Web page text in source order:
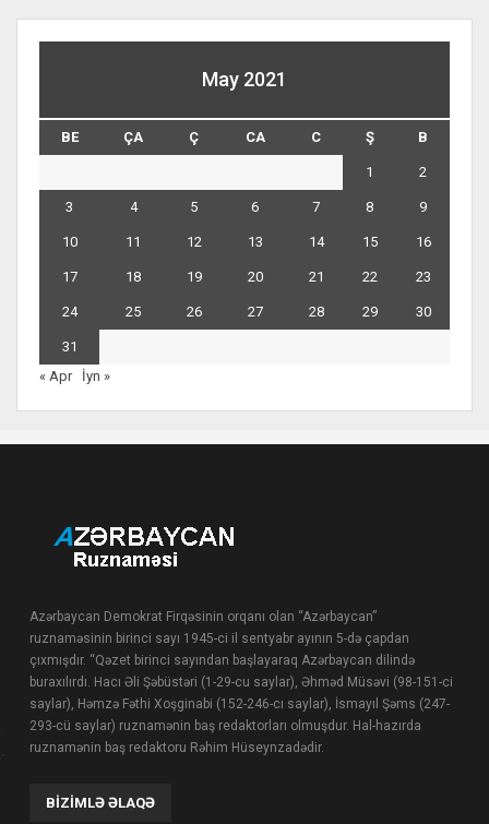
May 2021
BE ÇA Ç CA C Ş B
1 2
3 4 5 6 7 8 9
10 11 12 13 14 15 16
17 18 19 20 21 22 23
24 25 26 27 28 29 30
31
« Apr
İyn »
Azərbaycan Demokrat Firqəsinin orqanı olan “Azərbaycan”
ruznaməsinin birinci sayı 1945-ci il sentyabr ayının 5-də çapdan
çıxmışdır. “Qəzet birinci sayından başlayaraq Azərbaycan dilində
buraxılırdı. Hacı Əli Şəbüstəri (1-29-cu saylar), Əhməd Müsəvi (98-151-ci
saylar), Həmzə Fəthi Xoşginabi (152-246-cı saylar), İsmayıl Şəms (247-
293-cü saylar) ruznamənin baş redaktorları olmuşdur. Hal-hazırda
ruznamənin baş redaktoru Rəhim Hüseynzadədir.
BIZIMLƏ ƏLAQƏ